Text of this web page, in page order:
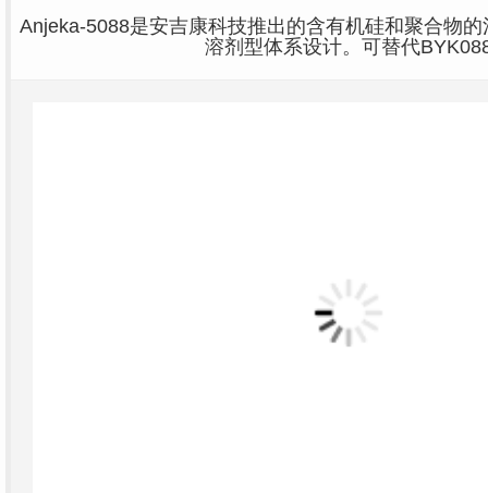
Anjeka-5088是安吉康科技推出的含有机硅和聚合物
溶剂型体系设计。可替代